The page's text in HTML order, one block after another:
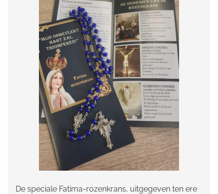
De speciale Fatima-rozenkrans, uitgegeven ten ere